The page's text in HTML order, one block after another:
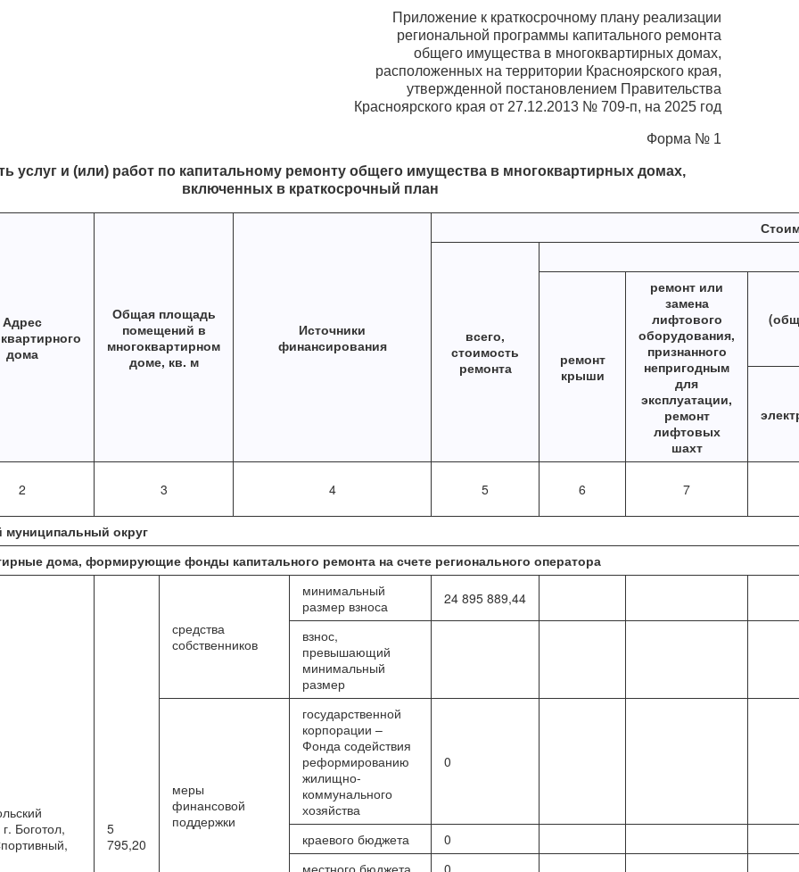
Приложение к краткосрочному плану реализации
региональной программы капитального ремонта
общего имущества в многоквартирных домах,
расположенных на территории Красноярского края,
утвержденной постановлением Правительства
Красноярского края от 27.12.2013 № 709-п, на 2025 год
Форма № 1
услуг и (или) работ по капитальному ремонту общего имущества в многоквартирных домах,
включенных в краткосрочный план
Адрес
дома
Общая площадь
помещений в
многоквартирном
доме, кв. м
Источники
финансирования
всего,
стоимость
ремонта
ремонт
крыши
ремонт или
замена
лифтового
оборудования,
признанного
непригодным
для
эксплуатации,
ремонт
лифтовых
шахт
2 3 4 5 6 7
муниципальный округ
дома, формирующие фонды капитального ремонта на счете регионального оператора
Боготол,
5
795,20
средства
собственников
минимальный
размер взноса
24 895 889,44
взнос,
превышающий
минимальный
размер
меры
финансовой
поддержки
государственной
корпорации –
Фонда содействия
реформированию
жилищно-
коммунального
хозяйства
0
краевого бюджета
0